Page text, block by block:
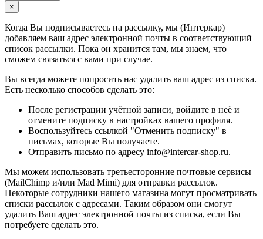
×
Когда Вы подписываетесь на рассылку, мы (Интеркар)
добавляем ваш адрес электронной почты в соответствующий
список рассылки. Пока он хранится там, мы знаем, что
сможем связаться с вами при случае.
Вы всегда можете попросить нас удалить ваш адрес из списка.
Есть несколько способов сделать это:
После регистрации учётной записи, войдите в неё и
отмените подписку в настройках вашего профиля.
Воспользуйтесь ссылкой "Отменить подписку" в
письмах, которые Вы получаете.
Отправить письмо по адресу info@intercar-shop.ru.
Мы можем использовать третьесторонние почтовые сервисы
(MailChimp и/или Mad Mimi) для отправки рассылок.
Некоторые сотрудники нашего магазина могут просматривать
списки рассылок с адресами. Таким образом они смогут
удалить Ваш адрес электронной почты из списка, если Вы
потребуете сделать это.